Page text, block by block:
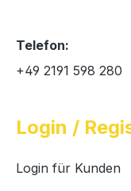
Telefon:
+49 2191 598 280
Login /
Login für Kunden